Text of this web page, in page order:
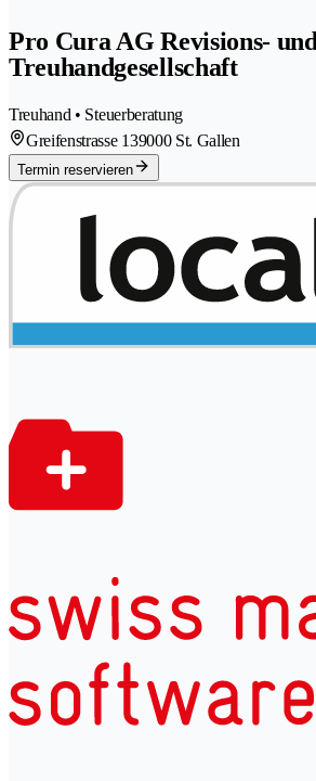
Pro Cura AG Revisions- und
Treuhandgesellschaft
Treuhand • Steuerberatung
Greifenstrasse 139000 St. Gallen
Termin reservieren